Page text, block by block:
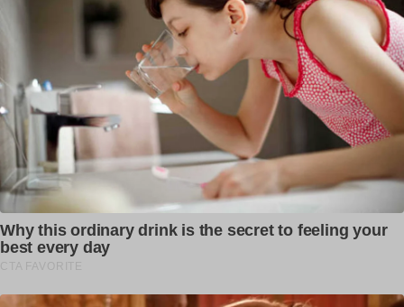
ਚੱਕਤੇ ਭਰਵੱਟੇ ਅਕਾਲੀ ਧੜਿਆਂ ਦੀ
ਕਰਨਾਲ ‘ਚ ਹੋਈ ਮੀਟਿੰਗ ਨੇ !
ਹੁਣ ਆਹ ਕੁੜੀ ਦੀ VIDEO ਹੋ ਗਈ
VIRAL ਰਾਤੋ ਰਾਤ ਲੱਖਾਂ ਲੋਕਾਂ ਨੇ ਦੇਖ
ਲਈ ਵੀਡੀਓ
Sompal Singh
RELATED ARTICLES
ਇੱਕ ਕਿਤਾਬ ਨੇ ਮੁੰਡੇ ਦੀ ਜਿੰਦਗੀ 15 ਦਿਨਾਂ ਚ
dailypunjab
ਗੱਡੀਆਂ, ਮਕੈਨਿਕ ਨੇ ਸਮਝਾਈ...